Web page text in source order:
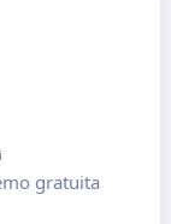
gratuita